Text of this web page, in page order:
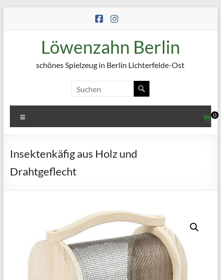
Löwenzahn Berlin
schönes Spielzeug in Berlin Lichterfelde-Ost
0
Insektenkäfig aus Holz und
Drahtgeflecht